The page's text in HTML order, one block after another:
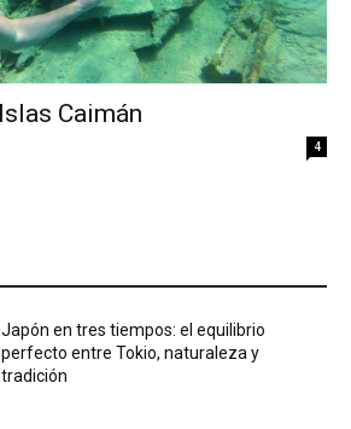
My
Caimán
4
Japón en tres tiempos: el equilibrio
perfecto entre Tokio, naturaleza y
tradición